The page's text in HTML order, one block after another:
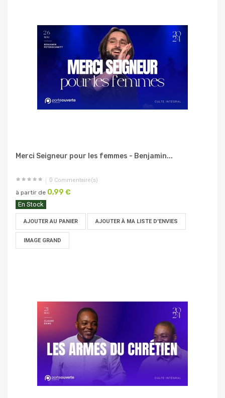
Merci Seigneur pour les femmes - Benjamin...
0 Commentaire(s)
à partir de 0,99 €
En Stock
AJOUTER AU PANIER AJOUTER À MA LISTE D'ENVIES
IMAGE GRAND